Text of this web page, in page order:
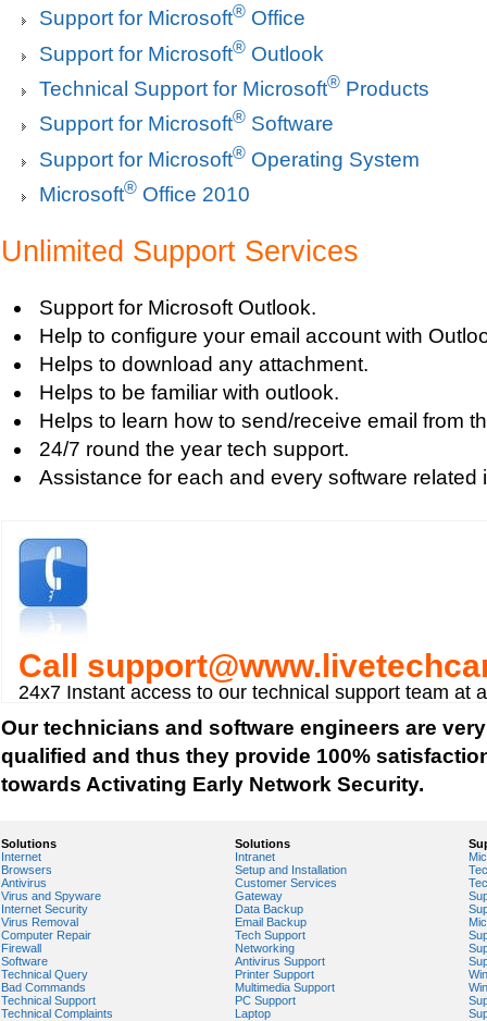
Support for Microsoft® Office
Support for Microsoft® Outlook
Technical Support for Microsoft® Products
Support for Microsoft® Software
Support for Microsoft® Operating System
Microsoft® Office 2010
Unlimited Support Services
Support for Microsoft Outlook.
Help to configure your email account with
Helps to download any attachment.
Helps to be familiar with outlook.
Helps to learn how to send/receive email from
24/7 round the year tech support.
Assistance for each and every software related
Call
24x7 Instant access to our technical support team at
Our technicians and software engineers are
qualified and thus they provide 100%
towards Activating Early Network Security.
Solutions
Internet
Browsers
Antivirus
Virus and Spyware
Internet Security
Virus Removal
Computer Repair
Firewall
Software
Technical Query
Bad Commands
Technical Support
Technical Complaints
Solutions
Intranet
Setup and Installation
Customer Services
Gateway
Data Backup
Email Backup
Tech Support
Networking
Antivirus Support
Printer Support
Multimedia Support
PC Support
Laptop